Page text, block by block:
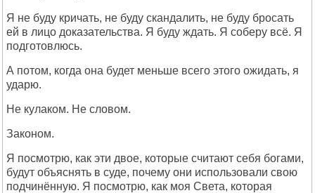
Я не буду кричать, не буду скандалить, не буду бросать
ей в лицо доказательства. Я буду ждать. Я соберу всё. Я
подготовлюсь.
А потом, когда она будет меньше всего этого ожидать, я
ударю.
Не кулаком. Не словом.
Законом.
Я посмотрю, как эти двое, которые считают себя богами,
будут объяснять в суде, почему они использовали свою
подчинённую. Я посмотрю, как моя Света, которая